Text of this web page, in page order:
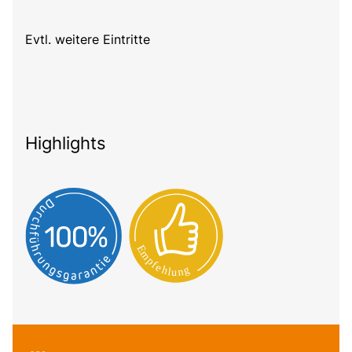
Evtl. weitere Eintritte
Highlights